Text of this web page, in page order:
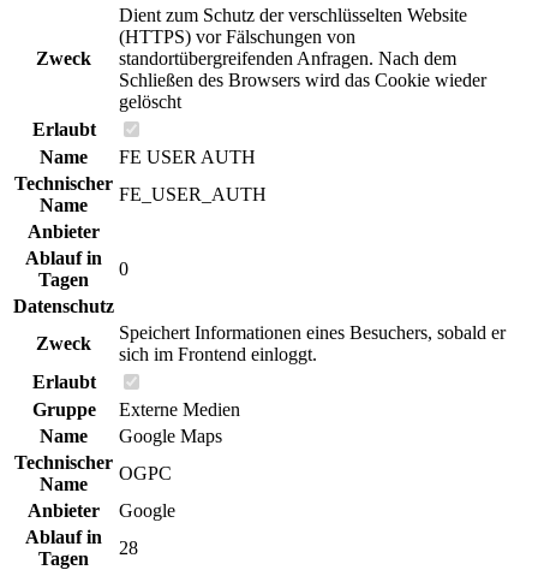
Zweck
Dient zum Schutz der verschlüsselten Website
(HTTPS) vor Fälschungen von
standortübergreifenden Anfragen. Nach dem
Schließen des Browsers wird das Cookie wieder
gelöscht
Erlaubt
Name
FE USER AUTH
Technischer
Name
FE_USER_AUTH
Anbieter
Ablauf in
Tagen
0
Datenschutz
Zweck
Speichert Informationen eines Besuchers, sobald er
sich im Frontend einloggt.
Erlaubt
Gruppe
Externe Medien
Name
Google Maps
Technischer
Name
OGPC
Anbieter
Google
Ablauf in
Tagen
28